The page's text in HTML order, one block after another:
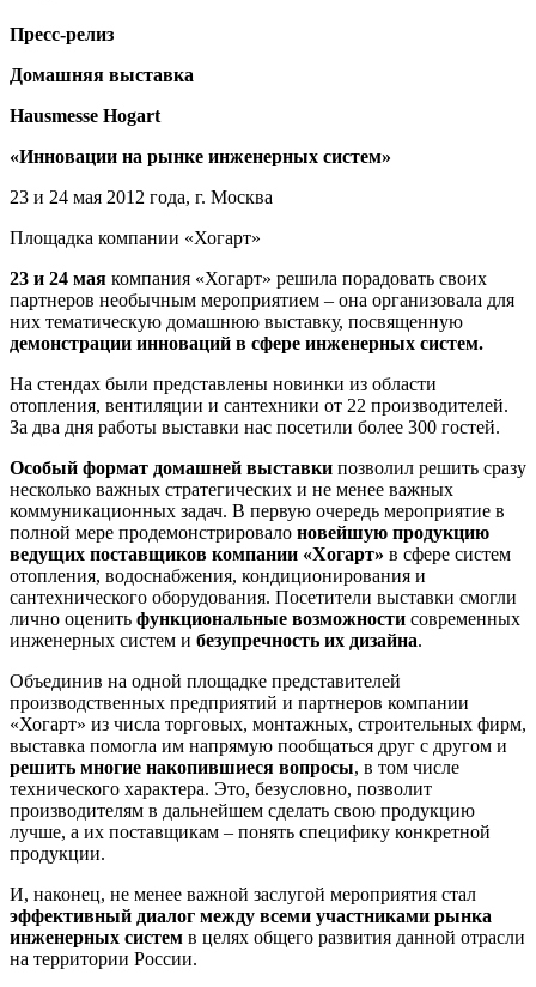
Пресс-релиз
Домашняя выставка
Hausmesse Hogart
«Инновации на рынке инженерных систем»
23 и 24 мая 2012 года, г. Москва
Площадка компании «Хогарт»
23 и 24 мая компания «Хогарт» решила порадовать своих
партнеров необычным мероприятием – она организовала для
них тематическую домашнюю выставку, посвященную
демонстрации инноваций в сфере инженерных систем.
На стендах были представлены новинки из области
отопления, вентиляции и сантехники от 22 производителей.
За два дня работы выставки нас посетили более 300 гостей.
Особый формат домашней выставки позволил решить сразу
несколько важных стратегических и не менее важных
коммуникационных задач. В первую очередь мероприятие в
полной мере продемонстрировало новейшую продукцию
ведущих поставщиков компании «Хогарт» в сфере систем
отопления, водоснабжения, кондиционирования и
сантехнического оборудования. Посетители выставки смогли
лично оценить функциональные возможности современных
инженерных систем и безупречность их дизайна.
Объединив на одной площадке представителей
производственных предприятий и партнеров компании
«Хогарт» из числа торговых, монтажных, строительных фирм,
выставка помогла им напрямую пообщаться друг с другом и
решить многие накопившиеся вопросы, в том числе
технического характера. Это, безусловно, позволит
производителям в дальнейшем сделать свою продукцию
лучше, а их поставщикам – понять специфику конкретной
продукции.
И, наконец, не менее важной заслугой мероприятия стал
эффективный диалог между всеми участниками рынка
инженерных систем в целях общего развития данной отрасли
на территории России.